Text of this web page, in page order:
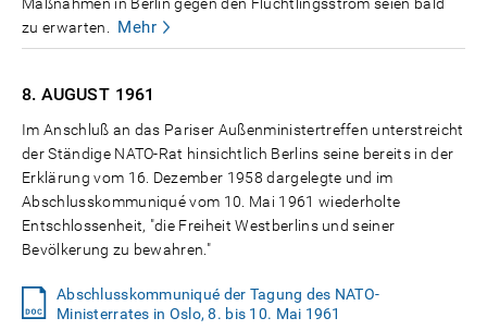
zu erwarten.
Mehr
8. AUGUST 1961
Im Anschluß an das Pariser Außenministertreffen unterstreicht
der Ständige NATO-Rat hinsichtlich Berlins seine bereits in der
Erklärung vom 16. Dezember 1958 dargelegte und im
Abschlusskommuniqué vom 10. Mai 1961 wiederholte
Entschlossenheit, "die Freiheit Westberlins und seiner
Bevölkerung zu bewahren."
Abschlusskommuniqué der Tagung des NATO-
Ministerrates in Oslo, 8. bis 10. Mai 1961